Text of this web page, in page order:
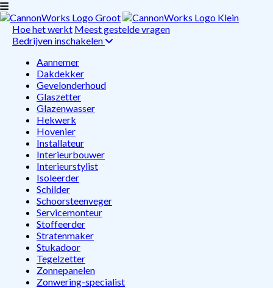
Hoe het werkt Meest gestelde vragen
Bedrijven inschakelen
Aannemer
Dakdekker
Gevelonderhoud
Glaszetter
Glazenwasser
Hekwerk
Hovenier
Installateur
Interieurbouwer
Interieurstylist
Isoleerder
Schilder
Schoorsteenveger
Servicemonteur
Stoffeerder
Stratenmaker
Stukadoor
Tegelzetter
Zonnepanelen
Zonwering-specialist